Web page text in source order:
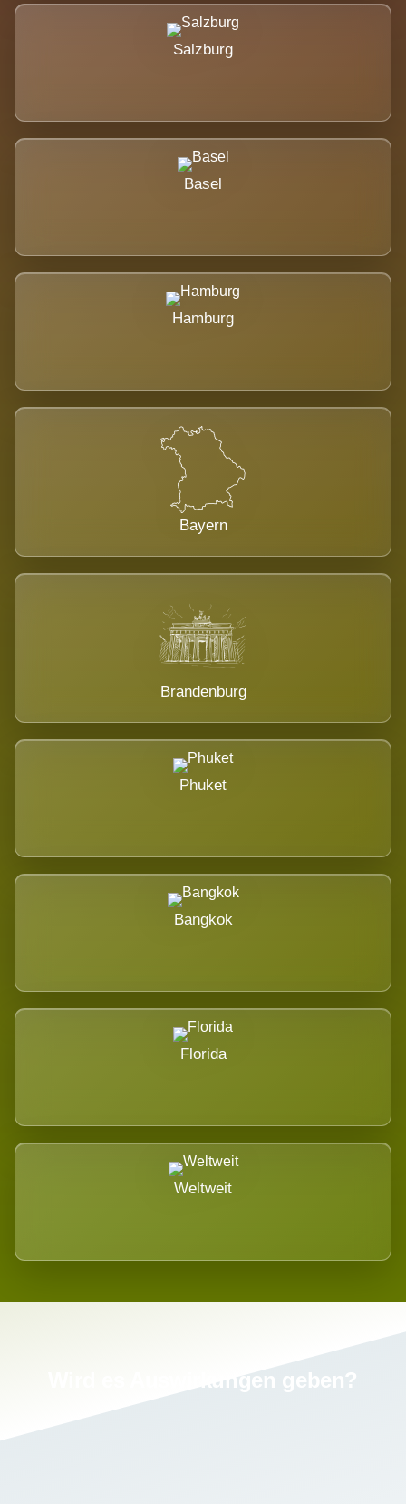
Salzburg
Basel
Hamburg
Bayern
Brandenburg
Phuket
Bangkok
Florida
Weltweit
Wird es Auswirkungen geben?